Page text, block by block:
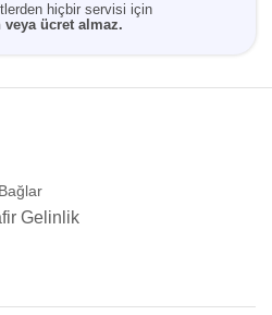
hiçbir servisi için
veya ücret almaz.
Bağlar
Gelinlik